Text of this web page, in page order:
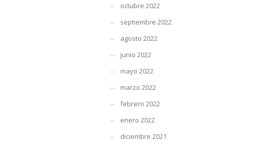
octubre 2022
septiembre 2022
agosto 2022
junio 2022
mayo 2022
marzo 2022
febrero 2022
enero 2022
diciembre 2021